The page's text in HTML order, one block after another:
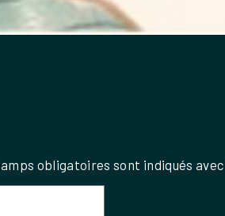
obligatoires sont indiqués avec